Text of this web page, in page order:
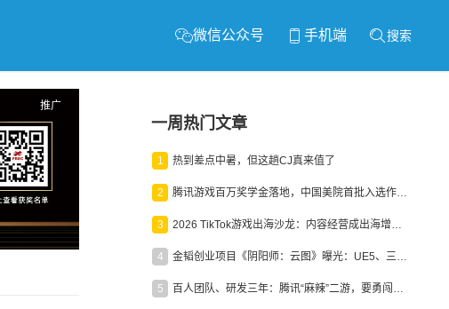
微信公众号 手机端 搜索
推广
一周热门文章
1 热到差点中暑，但这趟CJ真来值了
2 腾讯游戏百万奖学金落地，中国美院首批入选作品获业内关注
3 2026 TikTok游戏出海沙龙：内容经营成出海增长新引擎
4 金韬创业项目《阴阳师：云图》曝光：UE5、三端互通、ARPG
5 百人团队、研发三年：腾讯“麻辣”二游，要勇闯男性恋爱市场